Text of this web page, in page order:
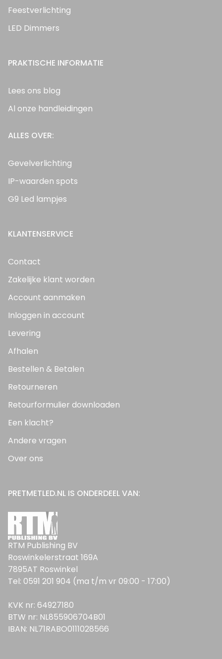
Feestverlichting
LED Dimmers
PRAKTISCHE INFORMATIE
Lees ons blog
Al onze handleidingen
ALLES OVER:
Gevelverlichting
IP-waarden spots
G9 Led lampjes
KLANTENSERVICE
Contact
Zakelijke klant worden
Account aanmaken
Inloggen in account
Levering
Afhalen
Bestellen & Betalen
Retourneren
Retourformulier downloaden
Een klacht?
Andere vragen
Over ons
PRETMETLED.NL IS ONDERDEEL VAN:
RTM Publishing BV
Roswinkelerstraat 169A
7895AT Roswinkel
Tel: 0591 201 904 (ma t/m vr 09:00 - 17:00)
KVK nr: 64927180
BTW nr: NL855906704B01
IBAN: NL71RABO0111028566